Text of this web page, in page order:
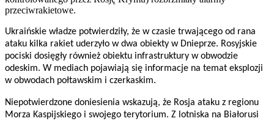
przeciwrakietowe.
Ukraińskie władze potwierdziły, że w czasie trwającego od rana
ataku kilka rakiet uderzyło w dwa obiekty w Dnieprze. Rosyjskie
pociski dosięgły również obiektu infrastruktury w obwodzie
odeskim. W mediach pojawiają się informacje na temat eksplozji
w obwodach połtawskim i czerkaskim.
Niepotwierdzone doniesienia wskazują, że Rosja ataku z regionu
Morza Kaspijskiego i swojego terytorium. Z lotniska na Białorusi